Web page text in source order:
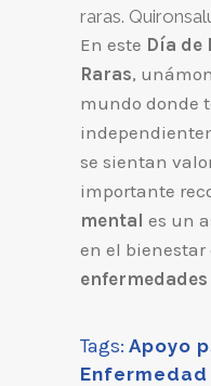
raras.
En este Día de
Raras,
mundo donde
se sientan
importante
mental es un
en el bienestar
Tags: Apoyo